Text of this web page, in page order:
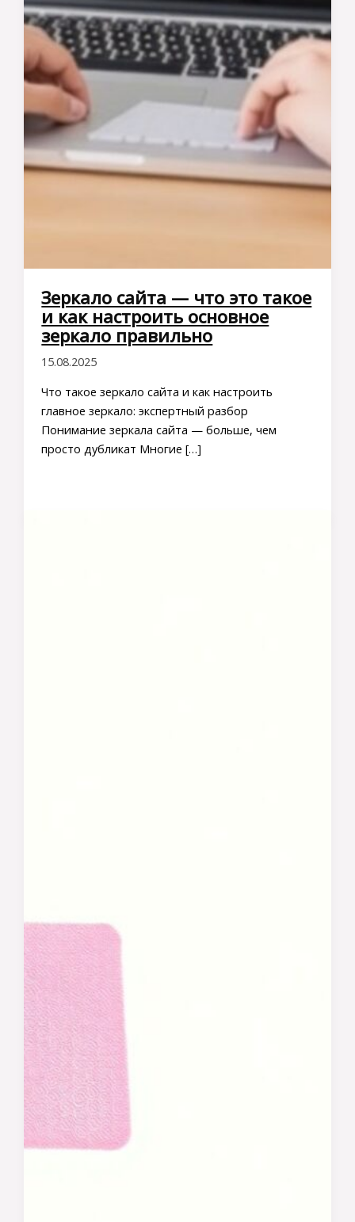
Зеркало сайта — что это такое
и как настроить основное
зеркало правильно
15.08.2025
Что такое зеркало сайта и как настроить
главное зеркало: экспертный разбор
Понимание зеркала сайта — больше, чем
просто дубликат Многие […]